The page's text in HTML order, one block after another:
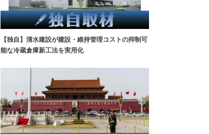
【独自】清水建設が建設・維持管理コストの抑制可
能な冷蔵倉庫新工法を実用化